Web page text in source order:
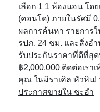
เลือก 1 1 ห้องนอน โด
(คอนโด) ภายในรัศมี
ผลการค้นหา รายการ
รปภ. 24 ชม. และสิ่งอ
รับประกันราคาที่ดีที่สุด
฿2,000,000 ติดต่อเร
คุณ ในมิราเคิล หัวหิน!
ประกาศขายใน ชะอำ